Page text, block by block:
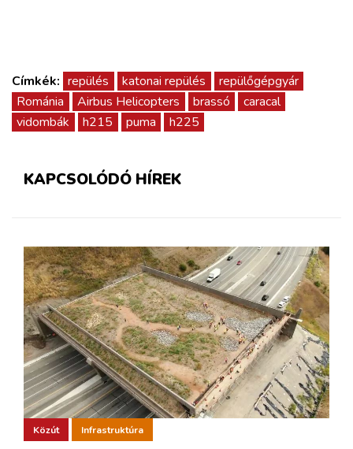
Címkék: repülés katonai repülés
repülőgépgyár
Románia
Airbus Helicopters brassó
caracal
vidombák
h215 puma h225
KAPCSOLÓDÓ HÍREK
Közút Infrastruktúra